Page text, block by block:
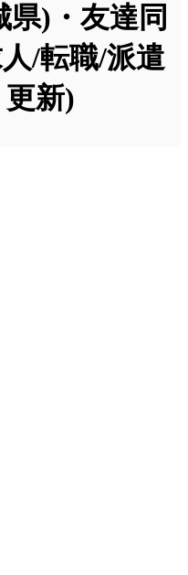
県)・友達同
/転職/派遣
更新)